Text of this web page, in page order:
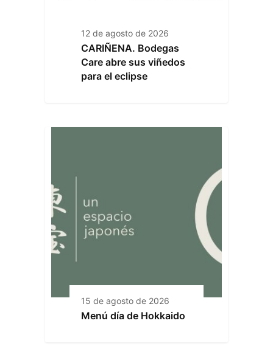
12 de agosto de 2026
CARIÑENA. Bodegas
Care abre sus viñedos
para el eclipse
15 de agosto de 2026
Menú día de Hokkaido